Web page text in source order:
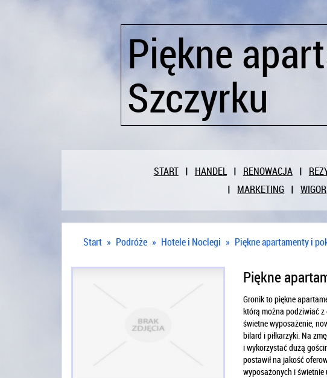
Piękne
Szczyrku
START HANDEL RENOWACJA
MARKETING
WIGOR
Start » Podróże » Hotele i Noclegi » Piękne apartamenty i
Piękne
Gronik to piękne
którą można podziwiać z
świetne wyposażenie,
bilard i piłkarzyki. Na
i wykorzystać dużą
postawił na jakość
wyposażonych i